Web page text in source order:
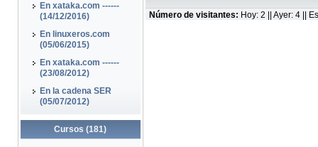
En xataka.com ------
(14/12/2016)
En linuxeros.com
(05/06/2015)
En xataka.com ------
(23/08/2012)
En la cadena SER
(05/07/2012)
Cursos (181)
Número de visitantes: Hoy: 2 || Ayer: 4 ||